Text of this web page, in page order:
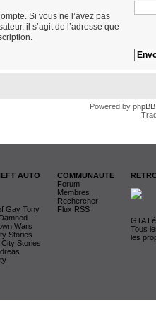
Si vous ne l’avez pas
il s’agit de l’adresse que
Powered by phpBB
AUTO
Gay Tony
Wars
Stories
Stories
COMMUNAUTE
Forum
Membres
Rechercher
Flux RSS
GTA
Tous
les